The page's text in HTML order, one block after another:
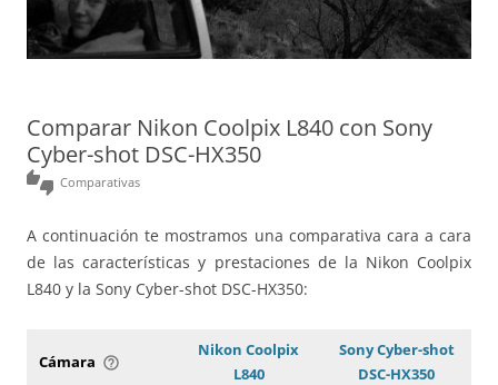
Comparar Nikon Coolpix L840 con Sony
Cyber-shot DSC-HX350
thumbs_up_down Comparativas
A continuación te mostramos una comparativa cara a cara
de las características y prestaciones de la Nikon Coolpix
L840 y la Sony Cyber-shot DSC-HX350:
Cámara help_outline
Nikon Coolpix
L840
Sony Cyber-shot
DSC-HX350